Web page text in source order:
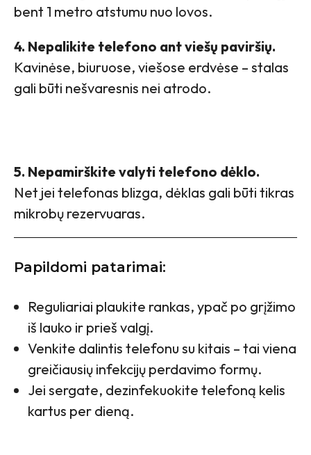
bent 1 metro atstumu nuo lovos.
4. Nepalikite telefono ant viešų paviršių.
Kavinėse, biuruose, viešose erdvėse – stalas
gali būti nešvaresnis nei atrodo.
5. Nepamirškite valyti telefono dėklo.
Net jei telefonas blizga, dėklas gali būti tikras
mikrobų rezervuaras.
Papildomi patarimai:
Reguliariai plaukite rankas, ypač po grįžimo
iš lauko ir prieš valgį.
Venkite dalintis telefonu su kitais – tai viena
greičiausių infekcijų perdavimo formų.
Jei sergate, dezinfekuokite telefoną kelis
kartus per dieną.